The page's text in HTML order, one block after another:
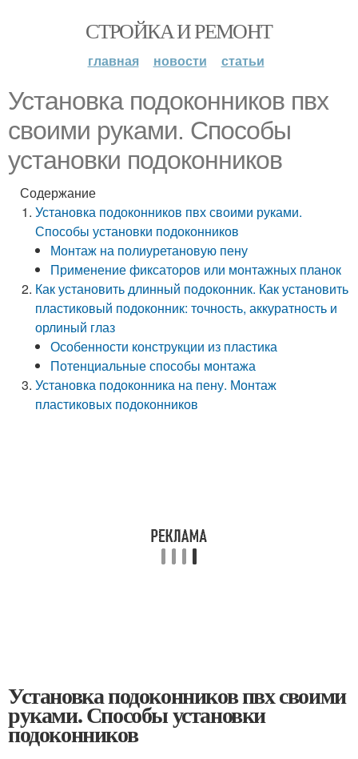
СТРОЙКА И РЕМОНТ
главная новости статьи
Установка подоконников пвх
своими руками. Способы
установки подоконников
Содержание
Установка подоконников пвх своими руками.
Способы установки подоконников
Монтаж на полиуретановую пену
Применение фиксаторов или монтажных планок
Как установить длинный подоконник. Как установить
пластиковый подоконник: точность, аккуратность и
орлиный глаз
Особенности конструкции из пластика
Потенциальные способы монтажа
Установка подоконника на пену. Монтаж
пластиковых подоконников
Установка подоконников пвх своими
руками. Способы установки
подоконников